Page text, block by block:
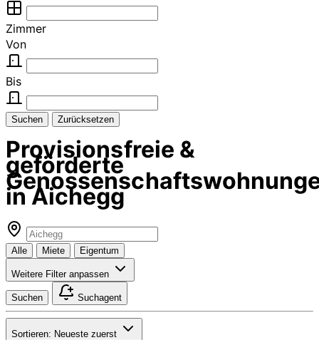
Zimmer
Von
Bis
Suchen Zurücksetzen
Provisionsfreie &
geförderte
in Aichegg
Alle Miete Eigentum
Weitere Filter anpassen
Suchen Suchagent
Sortieren: Neueste zuerst